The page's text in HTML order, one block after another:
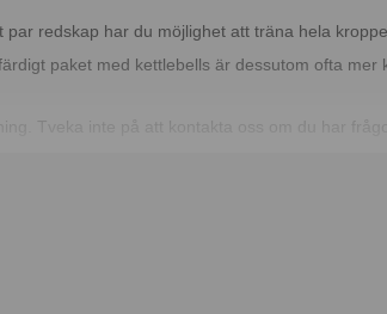
redskap har du möjlighet att träna hela
paket med kettlebells är dessutom ofta mer
Tveka inte på att kontakta oss om du har